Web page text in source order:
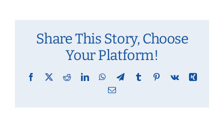
Share This Story, Choose
Your Platform!
Facebook
X RedditLinkedInWhatsApp
TelegramTumblr Pinterest
Vk
Xing
Email